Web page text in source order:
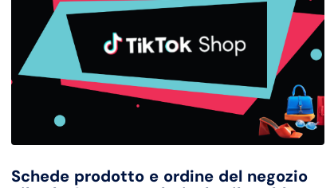
Schede prodotto e ordine del negozio